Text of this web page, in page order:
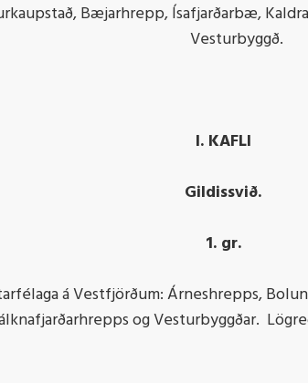
Bæjarhrepp, Ísafjarðarbæ,
Vesturbyggð.
I. KAFLI
Gildissvið.
1. gr.
á Vestfjörðum: Árneshrepps,
og Vesturbyggðar.